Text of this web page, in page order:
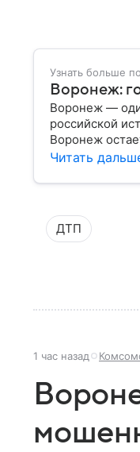
Узнать больше
Воронеж:
Воронеж —
российской
Воронеж
Читать
ДТП
1 час назад